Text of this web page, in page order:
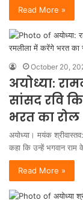
Read More »
October 20,
अयोध्या:
सांसद रवि
भरत का रोल
अयोध्या। मयंक
कहा कि उन्हें भगवान
Read More »